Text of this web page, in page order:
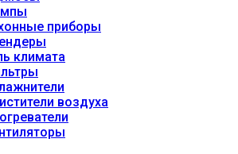
приборы
климата
воздуха